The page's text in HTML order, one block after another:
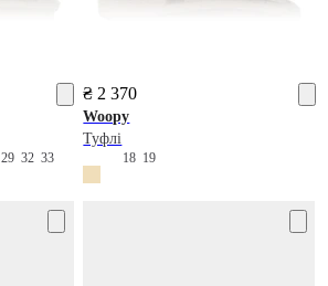
29 32 33
₴ 2 370
Woopy
Туфлі
18 19